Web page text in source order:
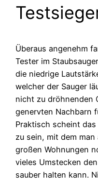
Überaus angenehm
Tester im
die niedrige
welcher der Sauger
nicht zu dröhnenden
genervten Nachbarn
Praktisch scheint das
zu sein, mit dem man
großen Wohnungen
vieles Umstecken
sauber halten kann.